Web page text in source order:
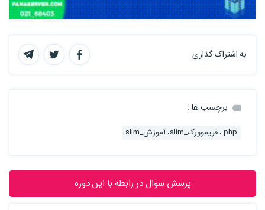
به اشتراک گذاری
برچسب ها :
php ، فریموورک_slim، آموزش_slim
پرسش سوال در رابطه با این دوره